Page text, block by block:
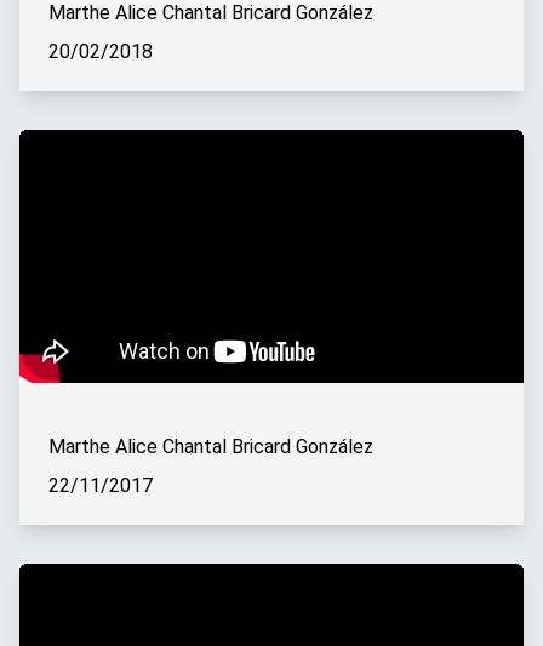
Marthe Alice Chantal Bricard González
20/02/2018
Marthe Alice Chantal Bricard González
22/11/2017